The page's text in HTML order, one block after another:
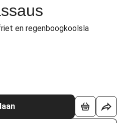
en regenboogkoolsla